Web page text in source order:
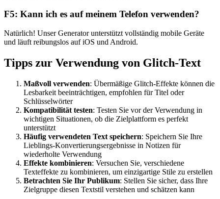
F5: Kann ich es auf meinem Telefon verwenden?
Natürlich! Unser Generator unterstützt vollständig mobile Geräte
und läuft reibungslos auf iOS und Android.
Tipps zur Verwendung von Glitch-Text
Maßvoll verwenden: Übermäßige Glitch-Effekte können die
Lesbarkeit beeinträchtigen, empfohlen für Titel oder
Schlüsselwörter
Kompatibilität testen: Testen Sie vor der Verwendung in
wichtigen Situationen, ob die Zielplattform es perfekt
unterstützt
Häufig verwendeten Text speichern: Speichern Sie Ihre
Lieblings-Konvertierungsergebnisse in Notizen für
wiederholte Verwendung
Effekte kombinieren: Versuchen Sie, verschiedene
Texteffekte zu kombinieren, um einzigartige Stile zu erstellen
Betrachten Sie Ihr Publikum: Stellen Sie sicher, dass Ihre
Zielgruppe diesen Textstil verstehen und schätzen kann